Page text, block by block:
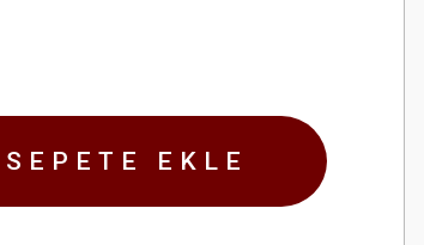
SEPETE EKLE